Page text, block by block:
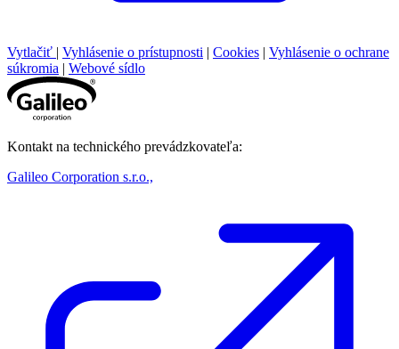
Vytlačiť | Vyhlásenie o prístupnosti | Cookies | Vyhlásenie o ochrane
súkromia | Webové sídlo
Kontakt na technického prevádzkovateľa:
Galileo Corporation s.r.o.,